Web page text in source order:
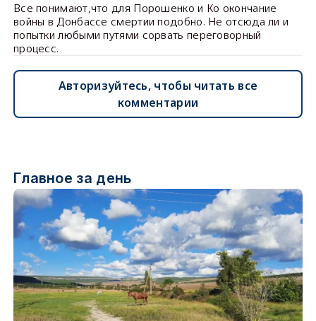
Все понимают,что для Порошенко и Ко окончание
войны в Донбассе смертии подобно. Не отсюда ли и
попытки любыми путями сорвать переговорный
процесс.
Авторизуйтесь, чтобы читать все
комментарии
Главное за день